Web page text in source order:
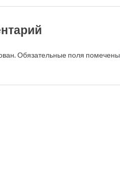
Обязательные поля помечены